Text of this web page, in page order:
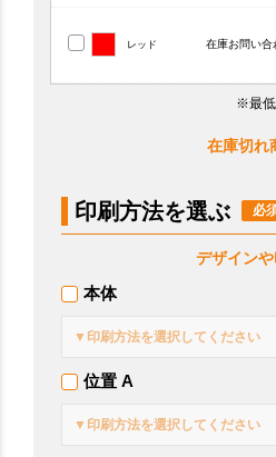
レッド 在庫お問い合
※最低
在庫切れ
印刷方法を選ぶ
デザイン
本体
▼印刷方法を選択してください
位置 A
▼印刷方法を選択してください